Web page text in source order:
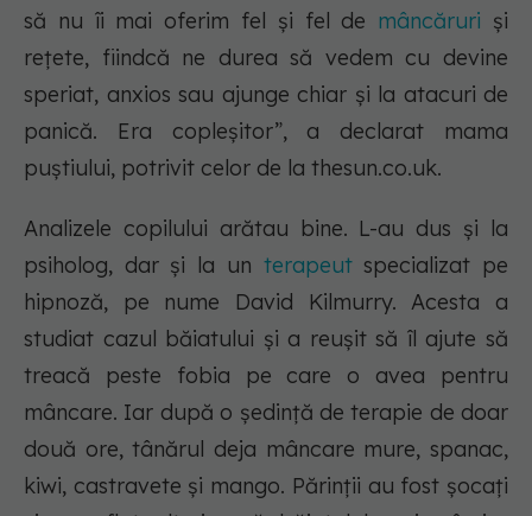
să nu îi mai oferim fel și fel de mâncăruri și
rețete, fiindcă ne durea să vedem cu devine
speriat, anxios sau ajunge chiar și la atacuri de
panică. Era copleșitor”, a declarat mama
puștiului, potrivit celor de la thesun.co.uk.
Analizele copilului arătau bine. L-au dus și la
psiholog, dar și la un terapeutspecializat pe
hipnoză, pe nume David Kilmurry. Acesta a
studiat cazul băiatului și a reușit să îl ajute să
treacă peste fobia pe care o avea pentru
mâncare. Iar după o ședință de terapie de doar
două ore, tânărul deja mâncare mure, spanac,
kiwi, castravete și mango. Părinții au fost șocați